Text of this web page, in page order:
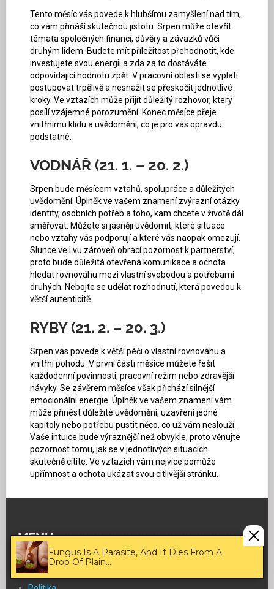
Fungus Is A Parasite, And It Dies From A
Drop Of Plain...
Tento měsíc vás povede k hlubšímu zamyšlení nad tím,
co vám přináší skutečnou jistotu. Srpen může otevřít
témata společných financí, důvěry a závazků vůči
druhým lidem. Budete mít příležitost přehodnotit, kde
investujete svou energii a zda za to dostáváte
odpovídající hodnotu zpět. V pracovní oblasti se vyplatí
postupovat trpělivě a nesnažit se přeskočit jednotlivé
kroky. Ve vztazích může přijít důležitý rozhovor, který
posílí vzájemné porozumění. Konec měsíce přeje
vnitřnímu klidu a uvědomění, co je pro vás opravdu
podstatné.
VODNÁŘ (21. 1. – 20. 2.)
Srpen bude měsícem vztahů, spolupráce a důležitých
uvědomění. Úplněk ve vašem znamení zvýrazní otázky
identity, osobních potřeb a toho, kam chcete v životě dál
směřovat. Můžete si jasněji uvědomit, které situace
nebo vztahy vás podporují a které vás naopak omezují.
Slunce ve Lvu zároveň obrací pozornost k partnerství,
proto bude důležitá otevřená komunikace a ochota
hledat rovnováhu mezi vlastní svobodou a potřebami
druhých. Nebojte se udělat rozhodnutí, která povedou k
větší autenticitě.
RYBY (21. 2. – 20. 3.)
Srpen vás povede k větší péči o vlastní rovnováhu a
vnitřní pohodu. V první části měsíce můžete řešit
každodenní povinnosti, pracovní režim nebo zdravější
návyky. Se závěrem měsíce však přichází silnější
emocionální energie. Úplněk ve vašem znamení vám
může přinést důležité uvědomění, uzavření jedné
kapitoly nebo potřebu pustit něco, co už vám neslouží.
Vaše intuice bude výraznější než obvykle, proto věnujte
pozornost tomu, jak se v jednotlivých situacích
skutečně cítíte. Ve vztazích vám nejvíce pomůže
upřímnost a ochota ukázat svou citlivější stránku.
MENU
Domů